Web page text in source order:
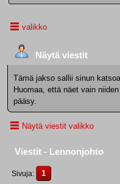
valikko
Näytä viestit
Tämä jakso sallii sinun
Huomaa, että näet vain
pääsy.
Näytä viestit valikko
Viestit - Lennonjohto
Sivuja 1